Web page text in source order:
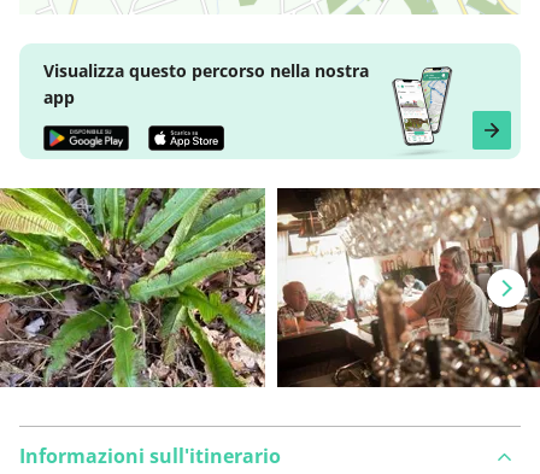
Visualizza questo percorso nella nostra
app
Informazioni sull'itinerario